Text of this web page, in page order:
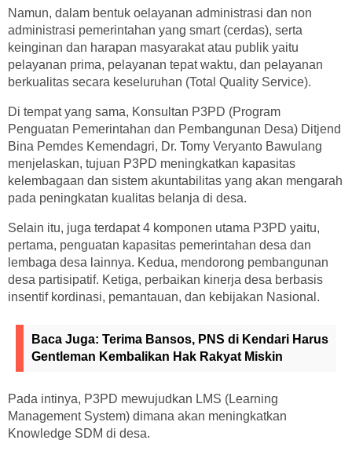
Namun, dalam bentuk oelayanan administrasi dan non
administrasi pemerintahan yang smart (cerdas), serta
keinginan dan harapan masyarakat atau publik yaitu
pelayanan prima, pelayanan tepat waktu, dan pelayanan
berkualitas secara keseluruhan (Total Quality Service).
Di tempat yang sama, Konsultan P3PD (Program
Penguatan Pemerintahan dan Pembangunan Desa) Ditjend
Bina Pemdes Kemendagri, Dr. Tomy Veryanto Bawulang
menjelaskan, tujuan P3PD meningkatkan kapasitas
kelembagaan dan sistem akuntabilitas yang akan mengarah
pada peningkatan kualitas belanja di desa.
Selain itu, juga terdapat 4 komponen utama P3PD yaitu,
pertama, penguatan kapasitas pemerintahan desa dan
lembaga desa lainnya. Kedua, mendorong pembangunan
desa partisipatif. Ketiga, perbaikan kinerja desa berbasis
insentif kordinasi, pemantauan, dan kebijakan Nasional.
Baca Juga: Terima Bansos, PNS di Kendari Harus
Gentleman Kembalikan Hak Rakyat Miskin
Pada intinya, P3PD mewujudkan LMS (Learning
Management System) dimana akan meningkatkan
Knowledge SDM di desa.